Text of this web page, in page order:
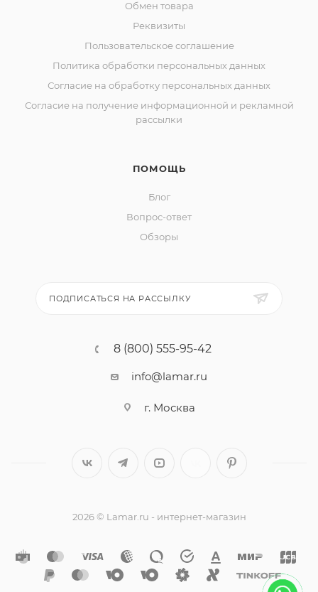
Обмен товара
Реквизиты
Пользовательское соглашение
Политика обработки персональных данных
Согласие на обработку персональных данных
Согласие на получение информационной и рекламной
рассылки
ПОМОЩЬ
Блог
Вопрос-ответ
Обзоры
ПОДПИСАТЬСЯ НА РАССЫЛКУ
8 (800) 555-95-42
info@lamar.ru
г. Москва
2026 © Lamar.ru - интернет-магазин